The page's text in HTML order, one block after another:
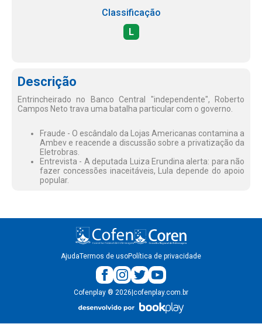
Classificação
L
Descrição
Entrincheirado no Banco Central "independente", Roberto
Campos Neto trava uma batalha particular com o governo.
Fraude - O escândalo da Lojas Americanas contamina a
Ambev e reacende a discussão sobre a privatização da
Eletrobras.
Entrevista - A deputada Luiza Erundina alerta: para não
fazer concessões inaceitáveis, Lula depende do apoio
popular.
AjudaTermos de usoPolítica de privacidade
Cofenplay ® 2026 cofenplay.com.br